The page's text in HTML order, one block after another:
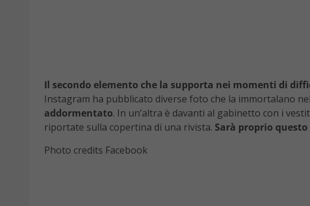
Il secondo elemento che la supporta nei momenti di
Instagram ha pubblicato diverse foto che la immortalano
addormentato. In un’altra è davanti al gabinetto con i
riportate sulla copertina di una rivista. Sarà proprio
Photo credits Facebook